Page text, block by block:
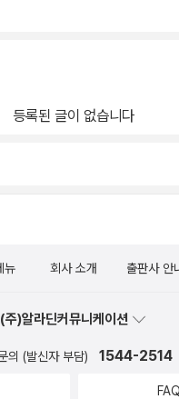
천당 시리즈보다 더 강력하
있어 주면 좋을것 같다.^^ 그
직접 만들어 와서 위험할때
의 소중함을 꼭 알았으면 좋
수상한놀이공원 #책세상 #맘
사장이 나타나서 놀이공원
것 같지 않은 사람도 사장의
소제목에 맞춰서 각 각의 놀
기들 중에서 중독팝콘 이야기
미워하는 마음에 누군가에게
만 결국 자신이 먹고 중독되는
보면 더위가 싹 달아날 것 같
오게된 이야기 입니다. 할머
고 함부로 인형을 괴롭힌 것
등록된 글이 없습니다
뉴 회사 소개 출판사 안
(주)알라딘커뮤니케이션
의 (발신자 부담) 1544-2514
FAQ